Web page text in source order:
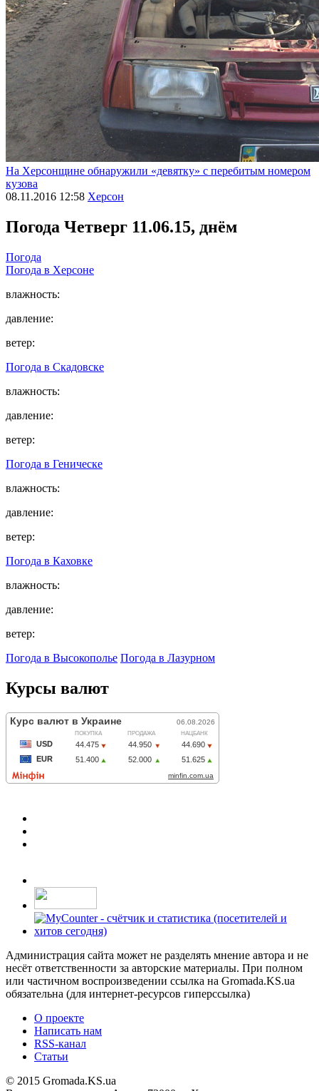
На Херсонщине обнаружили «девятку» с перебитым номером
кузова
08.11.2016 12:58 Херсон
Погода Четверг 11.06.15, днём
Погода
Погода в Херсоне
влажность:
давление:
ветер:
Погода в Скадовске
влажность:
давление:
ветер:
Погода в Геническе
влажность:
давление:
ветер:
Погода в Каховке
влажность:
давление:
ветер:
Погода в Высокополье Погода в Лазурном
Курсы валют
Администрация сайта может не разделять мнение автора и не
несёт ответственности за авторские материалы. При полном
или частичном воспроизведении ссылка на Gromada.KS.ua
обязательна (для интернет-ресурсов гиперссылка)
О проекте
Написать нам
RSS-канал
Статьи
© 2015 Gromada.KS.ua